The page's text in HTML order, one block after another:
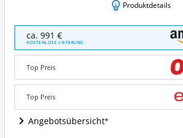
Produktdetails
UNTAMED
AirTrackFactory
AirTrack-
Trainingsset
Haus
und
Garten
Angebote:
Wo
ca. 991 €
KOSTENLOSE LIEFERUNG
Top Preis
Top Preis
Angebotsübersicht